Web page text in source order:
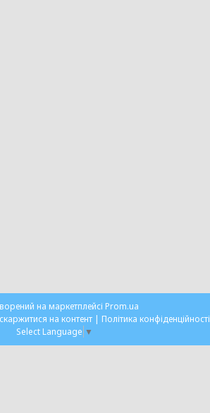
на маркетплейсі Prom.ua
на контент | Політика конфіденційності
Select Language ▼